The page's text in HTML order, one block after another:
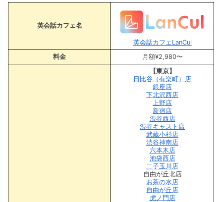
英会話カフェ名
英会話カフェLanCul
料金
月額¥2,980〜
【東京】
日比谷（有楽町）店
銀座店
下北沢西店
上野店
新宿店
渋谷西店
渋谷キャスト店
武蔵小杉店
渋谷神南店
六本木店
池袋西店
二子玉川店
自由が丘北店
お茶の水店
自由が丘店
虎ノ門店